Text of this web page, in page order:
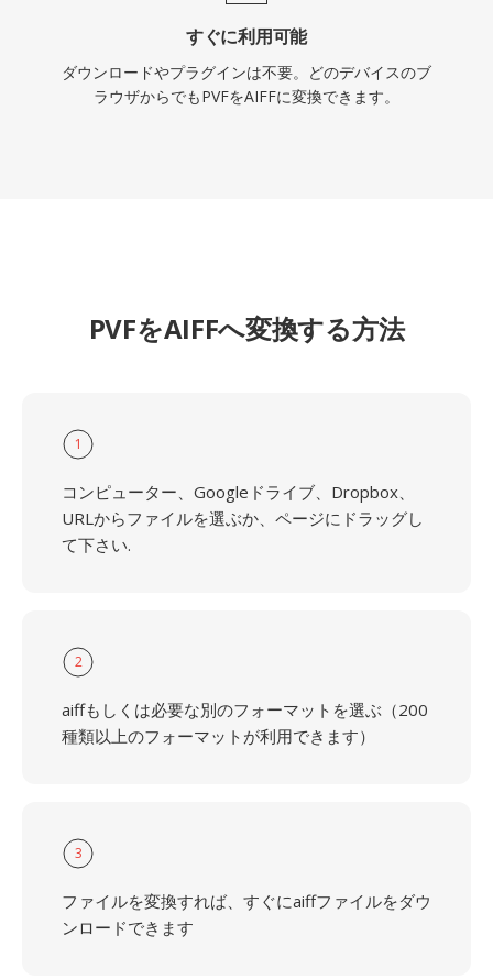
すぐに利用可能
ダウンロードやプラグインは不要。どのデバイスのブ
ラウザからでもPVFをAIFFに変換できます。
PVFをAIFFへ変換する方法
1
コンピューター、Googleドライブ、Dropbox、
URLからファイルを選ぶか、ページにドラッグし
て下さい.
2
aiffもしくは必要な別のフォーマットを選ぶ（200
種類以上のフォーマットが利用できます）
3
ファイルを変換すれば、すぐにaiffファイルをダウ
ンロードできます